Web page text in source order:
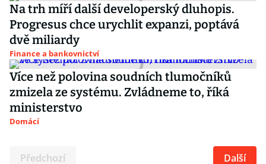
Na trh míří další developerský dluhopis.
Progresus chce urychlit expanzi, poptává
dvě miliardy
Finance a bankovnictví
Více než polovina soudních tlumočníků
zmizela ze systému. Zvládneme to, říká
ministerstvo
Domácí
Předchozí Další